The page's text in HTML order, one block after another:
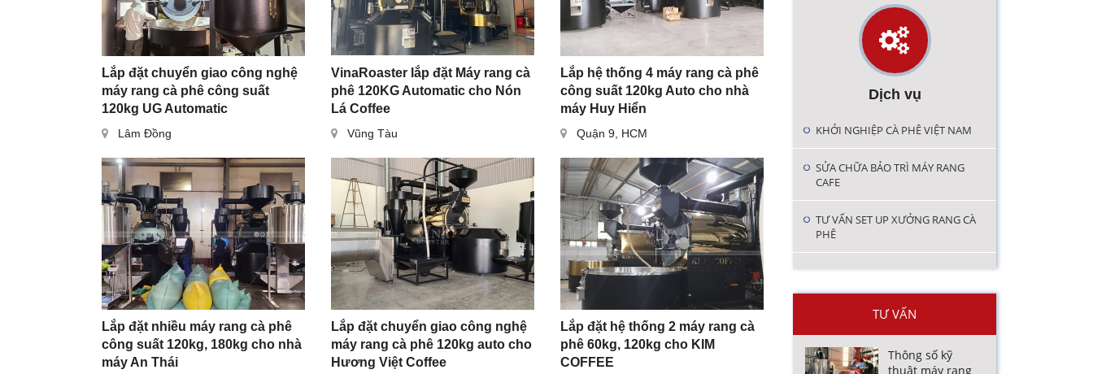
Lắp đặt chuyển giao công nghệ
máy rang cà phê công suất
120kg UG Automatic
Lâm Đồng
VinaRoaster lắp đặt Máy rang cà
phê 120KG Automatic cho Nón
Lá Coffee
Vũng Tàu
Lắp hệ thống 4 máy rang cà phê
công suất 120kg Auto cho nhà
máy Huy Hiển
Quận 9, HCM
Lắp đặt nhiều máy rang cà phê
công suất 120kg, 180kg cho nhà
máy An Thái
Lắp đặt chuyển giao công nghệ
máy rang cà phê 120kg auto cho
Hương Việt Coffee
Lắp đặt hệ thống 2 máy rang cà
phê 60kg, 120kg cho KIM
COFFEE
Dịch vụ
KHỞI NGHIỆP CÀ PHÊ VIỆT NAM
SỬA CHỮA BẢO TRÌ MÁY RANG
CAFE
TƯ VẤN SET UP XƯỞNG RANG CÀ
PHÊ
TƯ VẤN
Thông số kỹ
thuật máy rang